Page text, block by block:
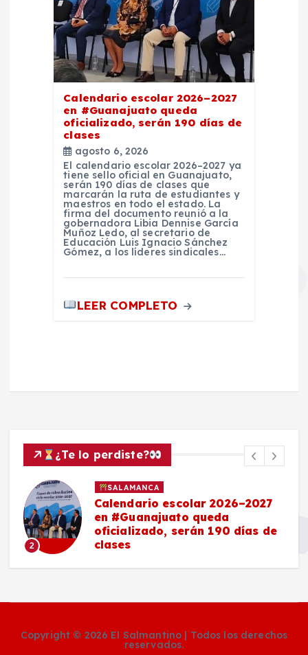
Calendario escolar 2026–2027
en #Guanajuato queda
oficializado, serán 190 días de
clases
agosto 6, 2026
El calendario escolar 2026–2027 ya
tiene sello oficial en Guanajuato,
serán 190 días de clases que
marcarán la ruta de estudiantes y
maestros en todo el estado. La
firma del documento reunió a la
gobernadora Libia Dennise García
Muñoz Ledo, al secretario de
Educación Luis Ignacio Sánchez
Gómez, a los líderes sindicales…
LEER COMPLETO
¿Te lo perdiste?
2
SALAMANCA
Calendario escolar 2026–2027
en #Guanajuato queda
oficializado, serán 190 días de
clases
Copyright © 2026 El Salmantino | Todos los derechos
reservados.